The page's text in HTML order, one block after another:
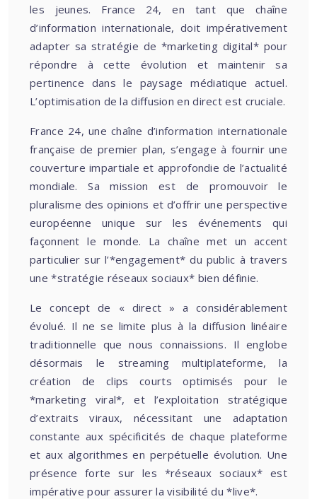
les jeunes. France 24, en tant que chaîne
d’information internationale, doit impérativement
adapter sa stratégie de *marketing digital* pour
répondre à cette évolution et maintenir sa
pertinence dans le paysage médiatique actuel.
L’optimisation de la diffusion en direct est cruciale.
France 24, une chaîne d’information internationale
française de premier plan, s’engage à fournir une
couverture impartiale et approfondie de l’actualité
mondiale. Sa mission est de promouvoir le
pluralisme des opinions et d’offrir une perspective
européenne unique sur les événements qui
façonnent le monde. La chaîne met un accent
particulier sur l’*engagement* du public à travers
une *stratégie réseaux sociaux* bien définie.
Le concept de « direct » a considérablement
évolué. Il ne se limite plus à la diffusion linéaire
traditionnelle que nous connaissions. Il englobe
désormais le streaming multiplateforme, la
création de clips courts optimisés pour le
*marketing viral*, et l’exploitation stratégique
d’extraits viraux, nécessitant une adaptation
constante aux spécificités de chaque plateforme
et aux algorithmes en perpétuelle évolution. Une
présence forte sur les *réseaux sociaux* est
impérative pour assurer la visibilité du *live*.